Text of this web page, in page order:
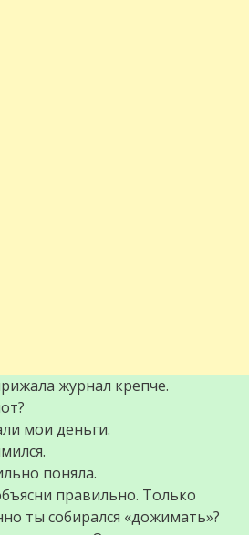
журнал крепче.
мои деньги.
поняла.
правильно. Только
ты собирался «дожимать»?